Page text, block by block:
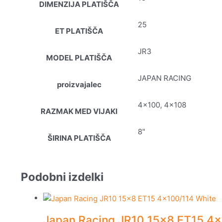
DIMENZIJA PLATIŠČA
ET PLATIŠČA
25
MODEL PLATIŠČA
JR3
proizvajalec
JAPAN RACING
RAZMAK MED VIJAKI
4×100, 4×108
ŠIRINA PLATIŠČA
8"
Podobni izdelki